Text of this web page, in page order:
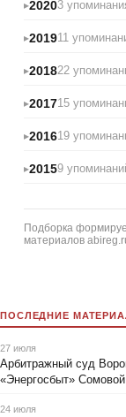
20203
201911
201822
201715
201619
20159
Подборка
материалов
ПОСЛЕДНИЕ
27 июля
Арбитражный суд
«Энергосбыт» Сомовой
24 июля